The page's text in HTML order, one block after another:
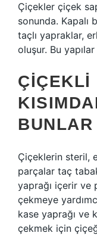
Çiçekler çiçek
sonunda. Kapalı
taçlı yapraklar,
oluşur. Bu
ÇIÇEKLI
Çiçeklerin steril,
parçalar taç
yaprağı içerir ve
çekmeye
kase yaprağı ve
çekmek için